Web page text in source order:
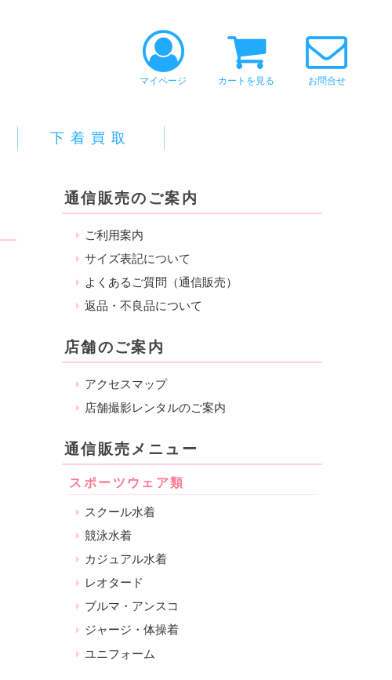
マイページ カートを見る お問合せ
下着買取
通信販売のご案内
ご利用案内
サイズ表記について
よくあるご質問（通信販売）
返品・不良品について
店舗のご案内
アクセスマップ
店舗撮影レンタルのご案内
通信販売メニュー
スポーツウェア類
スクール水着
競泳水着
カジュアル水着
レオタード
ブルマ・アンスコ
ジャージ・体操着
ユニフォーム